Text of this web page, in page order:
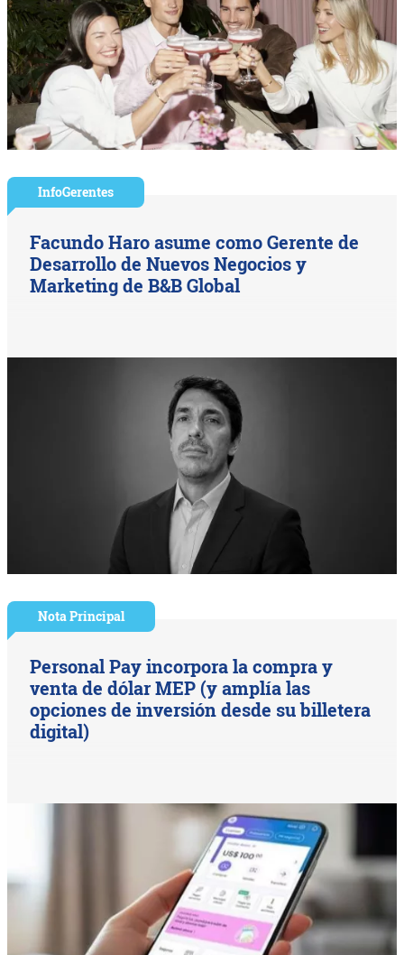
InfoGerentes
Facundo Haro asume como Gerente de
Desarrollo de Nuevos Negocios y
Marketing de B&B Global
Nota Principal
Personal Pay incorpora la compra y
venta de dólar MEP (y amplía las
opciones de inversión desde su billetera
digital)